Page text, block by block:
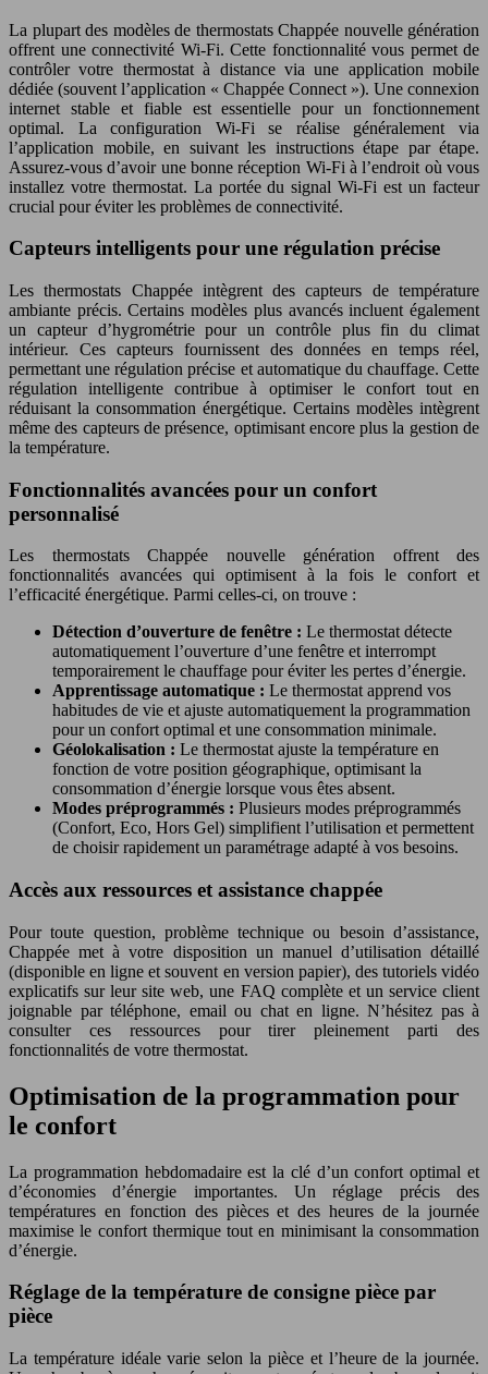
La plupart des modèles de thermostats Chappée nouvelle génération
offrent une connectivité Wi-Fi. Cette fonctionnalité vous permet de
contrôler votre thermostat à distance via une application mobile
dédiée (souvent l’application « Chappée Connect »). Une connexion
internet stable et fiable est essentielle pour un fonctionnement
optimal. La configuration Wi-Fi se réalise généralement via
l’application mobile, en suivant les instructions étape par étape.
Assurez-vous d’avoir une bonne réception Wi-Fi à l’endroit où vous
installez votre thermostat. La portée du signal Wi-Fi est un facteur
crucial pour éviter les problèmes de connectivité.
Capteurs intelligents pour une régulation précise
Les thermostats Chappée intègrent des capteurs de température
ambiante précis. Certains modèles plus avancés incluent également
un capteur d’hygrométrie pour un contrôle plus fin du climat
intérieur. Ces capteurs fournissent des données en temps réel,
permettant une régulation précise et automatique du chauffage. Cette
régulation intelligente contribue à optimiser le confort tout en
réduisant la consommation énergétique. Certains modèles intègrent
même des capteurs de présence, optimisant encore plus la gestion de
la température.
Fonctionnalités avancées pour un confort
personnalisé
Les thermostats Chappée nouvelle génération offrent des
fonctionnalités avancées qui optimisent à la fois le confort et
l’efficacité énergétique. Parmi celles-ci, on trouve :
Détection d’ouverture de fenêtre : Le thermostat détecte
automatiquement l’ouverture d’une fenêtre et interrompt
temporairement le chauffage pour éviter les pertes d’énergie.
Apprentissage automatique : Le thermostat apprend vos
habitudes de vie et ajuste automatiquement la programmation
pour un confort optimal et une consommation minimale.
Géolokalisation : Le thermostat ajuste la température en
fonction de votre position géographique, optimisant la
consommation d’énergie lorsque vous êtes absent.
Modes préprogrammés : Plusieurs modes préprogrammés
(Confort, Eco, Hors Gel) simplifient l’utilisation et permettent
de choisir rapidement un paramétrage adapté à vos besoins.
Accès aux ressources et assistance chappée
Pour toute question, problème technique ou besoin d’assistance,
Chappée met à votre disposition un manuel d’utilisation détaillé
(disponible en ligne et souvent en version papier), des tutoriels vidéo
explicatifs sur leur site web, une FAQ complète et un service client
joignable par téléphone, email ou chat en ligne. N’hésitez pas à
consulter ces ressources pour tirer pleinement parti des
fonctionnalités de votre thermostat.
Optimisation de la programmation pour
le confort
La programmation hebdomadaire est la clé d’un confort optimal et
d’économies d’énergie importantes. Un réglage précis des
températures en fonction des pièces et des heures de la journée
maximise le confort thermique tout en minimisant la consommation
d’énergie.
Réglage de la température de consigne pièce par
pièce
La température idéale varie selon la pièce et l’heure de la journée.